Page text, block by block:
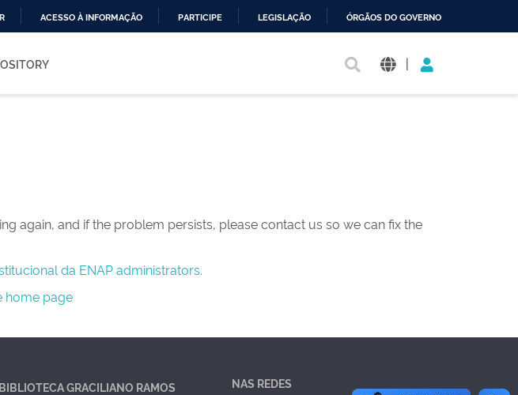
ACESSO À INFORMAÇÃO PARTICIPE LEGISLAÇÃO ÓRGÃOS DO GOVERNO
|
again, and if the problem persists, please contact us so we can fix the
da ENAP administrators.
home page
BIBLIOTECA GRACILIANO RAMOS
NAS REDES